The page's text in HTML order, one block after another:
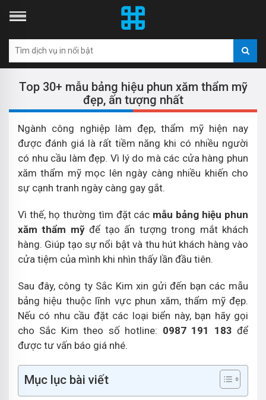
Top 30+ mẫu bảng hiệu phun xăm thẩm mỹ
đẹp, ấn tượng nhất
Ngành công nghiệp làm đẹp, thẩm mỹ hiện nay
được đánh giá là rất tiềm năng khi có nhiều người
có nhu cầu làm đẹp. Vì lý do mà các cửa hàng phun
xăm thẩm mỹ mọc lên ngày càng nhiều khiến cho
sự cạnh tranh ngày càng gay gắt.
Vì thế, họ thường tìm đặt các mẫu bảng hiệu phun
xăm thẩm mỹđể tạo ấn tượng trong mắt khách
hàng. Giúp tạo sự nổi bật và thu hút khách hàng vào
cửa tiệm của mình khi nhìn thấy lần đầu tiên.
Sau đây, công ty Sắc Kim xin gửi đến bạn các mẫu
bảng hiệu thuộc lĩnh vực phun xăm, thẩm mỹ đẹp.
Nếu có nhu cầu đặt các loại biển này, bạn hãy gọi
cho Sắc Kim theo số hotline: 0987 191 183 để
được tư vấn báo giá nhé.
Mục lục bài viết